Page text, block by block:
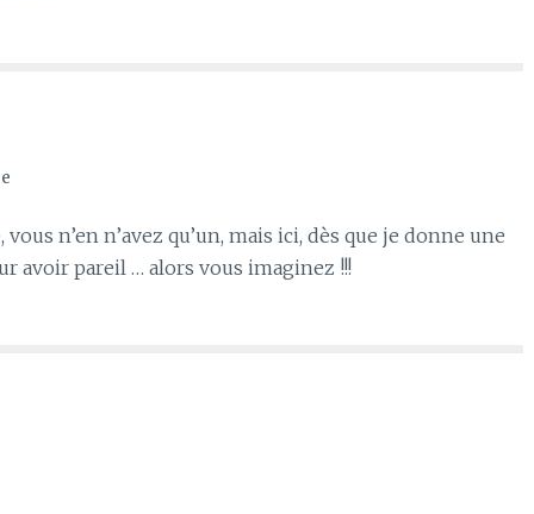
n’en n’avez qu’un, mais ici, dès que je donne une
avoir pareil … alors vous imaginez !!!